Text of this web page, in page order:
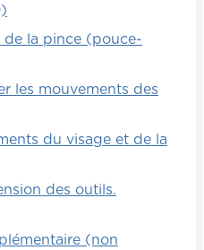
de la pince (pouce-
les mouvements des
du visage et de la
des outils.
(non